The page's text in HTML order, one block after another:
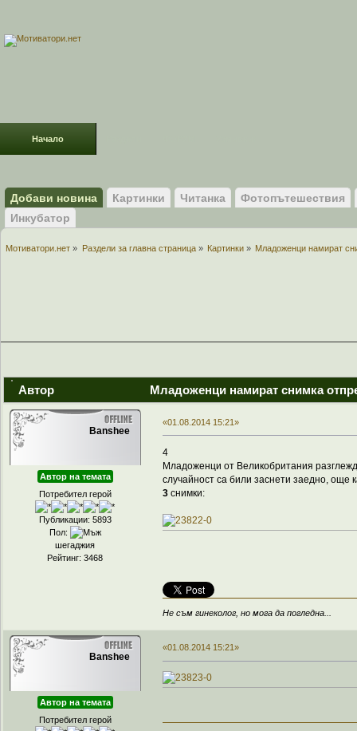
Начало
Добави новина Картинки Читанка
Фотопътешествия
Инкубатор
Мотиватори.нет » Раздели за главна страница» Картинки» Младоженци намират
Автор Младоженци намират снимка
Banshee
Автор на темата
Потребител герой
Публикации: 5893
Пол:
шегаджия
Рейтинг: 3468
«01.08.2014 15:21»
4
Младоженци от Великобритания
случайност са били заснети заедно, още
3снимки:
Не съм гинеколог, но мога да погледна...
Banshee
Автор на темата
Потребител герой
«01.08.2014 15:21»